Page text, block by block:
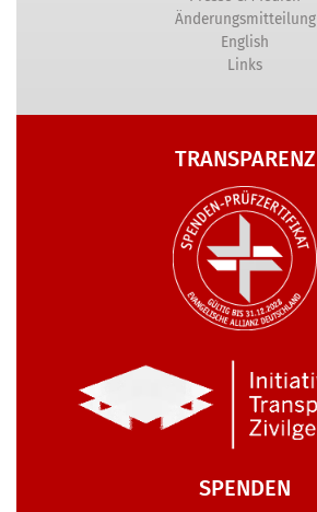
Änderungsmitteilung
English
Links
TRANSPARENZ
SPENDEN